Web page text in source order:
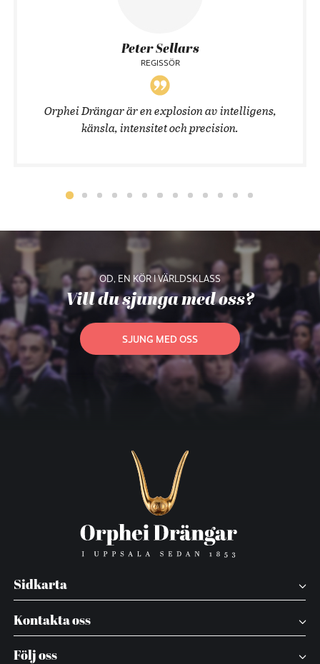
Peter Sellars
REGISSÖR
Orphei Drängar är en explosion av intelligens,
känsla, intensitet och precision.
OD, EN KÖR I VÄRLDSKLASS
Vill du sjunga med oss?
SJUNG MED OSS
Sidkarta
Kontakta oss
Följ oss